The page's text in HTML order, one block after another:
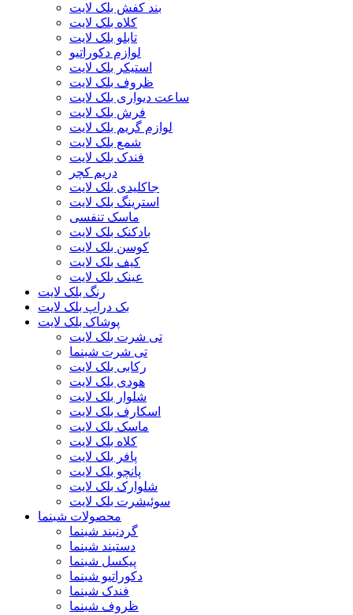
بند کفش بلک لایت
کلاه بلک لایت
تابلو بلک لایت
لوازم دکوراتیو
استیکر بلک لایت
ظروف بلک لایت
ساعت دیواری بلک لایت
فرش بلک لایت
لوازم گریم بلک لایت
شمع بلک لایت
فندک بلک لایت
دریم کچر
جاکلیدی بلک لایت
استرینگ بلک لایت
ماسک تنفسی
بادکنک بلک لایت
کوسن بلک لایت
کیف بلک لایت
عینک بلک لایت
رنگ بلک لایت
بک دراپ بلک لایت
پوشاک بلک لایت
تی شرت بلک لایت
تی شرت شبنما
رکابی بلک لایت
هودی بلک لایت
شلوار بلک لایت
اسکارف بلک لایت
ماسک بلک لایت
کلاه بلک لایت
پافر بلک لایت
پانچو بلک لایت
شلوارک بلک لایت
سوئیشرت بلک لایت
محصولات شبنما
گردنبند شبنما
دستبند شبنما
پیکسل شبنما
دکوراتیو شبنما
فندک شبنما
ظروف شبنما